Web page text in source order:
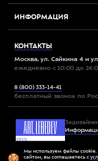
ИНФОРМАЦИЯ
КОНТАКТЫ
Москва, ул. Сайкина 4 и
ежедневно с 10:00 до
8 (800) 333-14-41
бесплатный звонок по
Все права защищены.
Мы используем файлы cookie.
сайтом, вы соглашаетесь с